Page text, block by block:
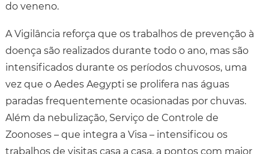
do veneno.
A Vigilância reforça que os trabalhos de prevenção à
doença são realizados durante todo o ano, mas são
intensificados durante os períodos chuvosos, uma
vez que o Aedes Aegypti se prolifera nas águas
paradas frequentemente ocasionadas por chuvas.
Além da nebulização, Serviço de Controle de
Zoonoses – que integra a Visa – intensificou os
trabalhos de visitas casa a casa, a pontos com maior